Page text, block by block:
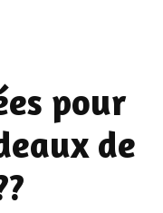
pour
de